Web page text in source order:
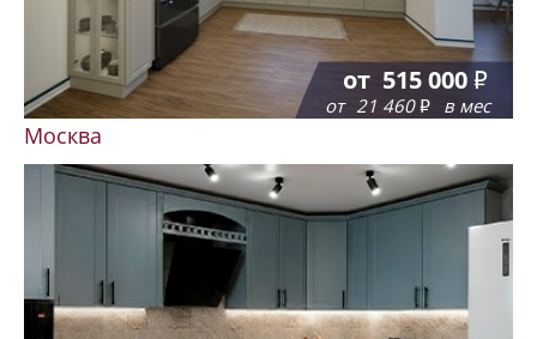
от 515 000
от 21 460 в мес
Москва